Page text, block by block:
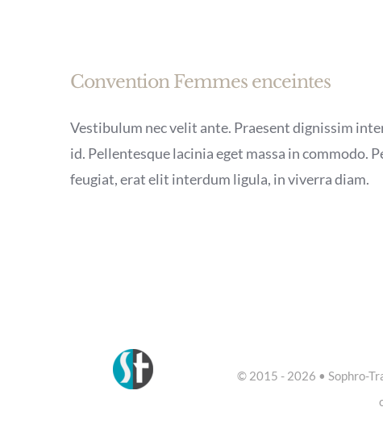
Convention Femmes enceintes
Vestibulum nec velit ante. Praesent dignissim
id. Pellentesque lacinia eget massa in commodo.
feugiat, erat elit interdum ligula, in viverra diam.
© 2015 - 2026 • Sophro-